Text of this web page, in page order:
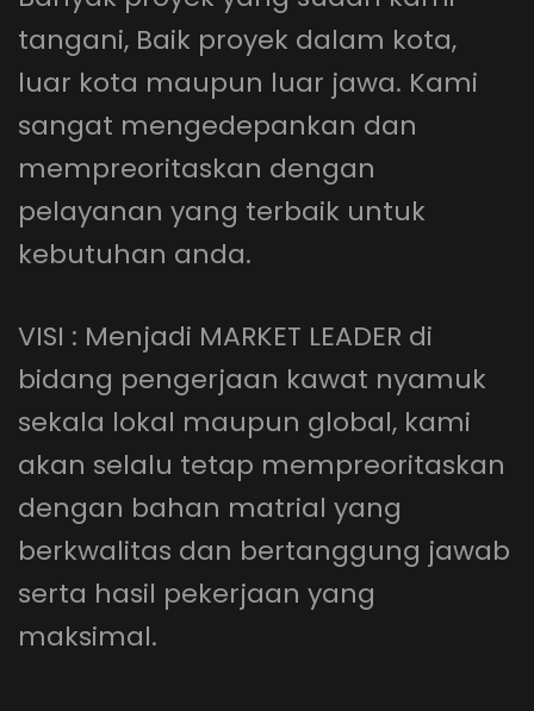
tangani, Baik proyek dalam kota,
luar kota maupun luar jawa. Kami
sangat mengedepankan dan
mempreoritaskan dengan
pelayanan yang terbaik untuk
kebutuhan anda.
VISI : Menjadi MARKET LEADER di
bidang pengerjaan kawat nyamuk
sekala lokal maupun global, kami
akan selalu tetap mempreoritaskan
dengan bahan matrial yang
berkwalitas dan bertanggung jawab
serta hasil pekerjaan yang
maksimal.